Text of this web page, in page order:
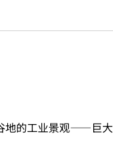
地的工业景观——巨大